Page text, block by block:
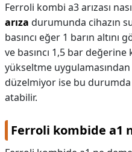
Ferroli kombi a3 arızası
arıza durumunda cihazın
basıncı eğer 1 barın
ve basıncı 1,5 bar değerine
yükseltme
düzelmiyor ise bu
atabilir.
Ferroli kombide a1